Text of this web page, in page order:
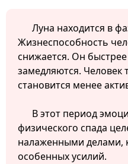
Луна находится в
Жизнеспособность
снижается. Он быстрее
замедляются. Человек
становится менее
В этот период
физического спада
налаженными делами,
особенных усилий.